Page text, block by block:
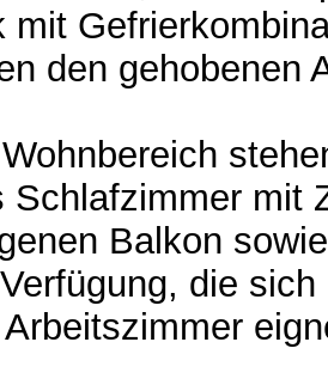
mit
den gehobenen
Schlafzimmer mit
Balkon
die